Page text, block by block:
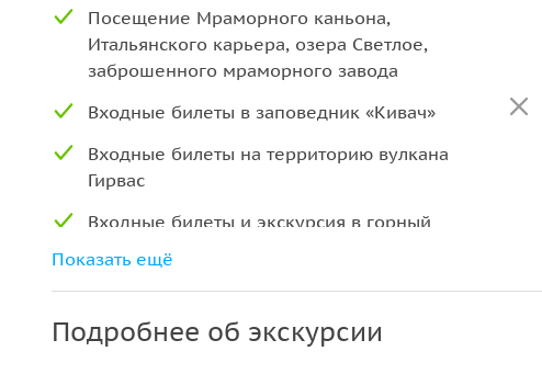
Посещение Мраморного каньона,
Итальянского карьера, озера Светлое,
заброшенного мраморного завода
Входные билеты в заповедник «Кивач»
Входные билеты на территорию вулкана
Гирвас
Входные билеты и экскурсия в горный
парк «Рускеала»
Экскурсия по Онежской набережной в
Петрозаводске
Показать ещё
Подробнее об экскурсии